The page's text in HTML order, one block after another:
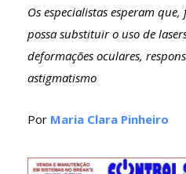
Os especialistas esperam
possa substituir o uso de
deformações oculares,
astigmatismo
Por Maria Clara Pinheiro